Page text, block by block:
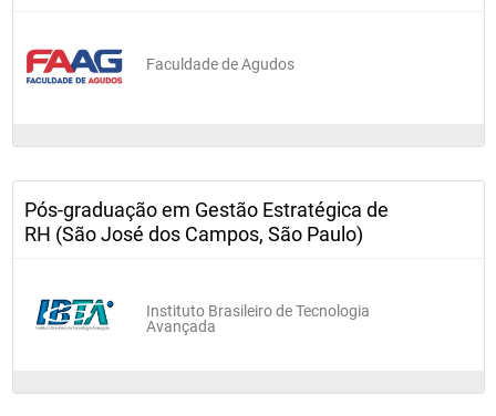
Faculdade de Agudos
Pós-graduação em Gestão Estratégica de
RH (São José dos Campos, São Paulo)
Instituto Brasileiro de Tecnologia
Avançada